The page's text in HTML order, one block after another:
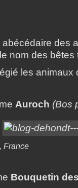
abécédaire des
nom des bêtes
les
Auroch (Bos
France
Bouquetin